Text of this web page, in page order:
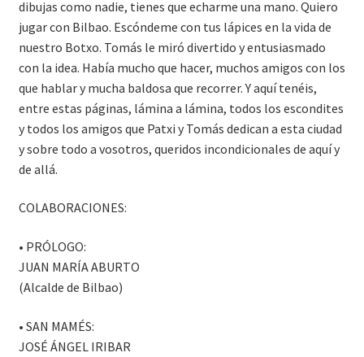
dibujas como nadie, tienes que echarme una mano. Quiero
jugar con Bilbao. Escóndeme con tus lápices en la vida de
nuestro Botxo. Tomás le miró divertido y entusiasmado
con la idea. Había mucho que hacer, muchos amigos con los
que hablar y mucha baldosa que recorrer. Y aquí tenéis,
entre estas páginas, lámina a lámina, todos los escondites
y todos los amigos que Patxi y Tomás dedican a esta ciudad
y sobre todo a vosotros, queridos incondicionales de aquí y
de allá.
COLABORACIONES:
• PRÓLOGO:
JUAN MARÍA ABURTO
(Alcalde de Bilbao)
• SAN MAMÉS:
JOSÉ ÁNGEL IRIBAR